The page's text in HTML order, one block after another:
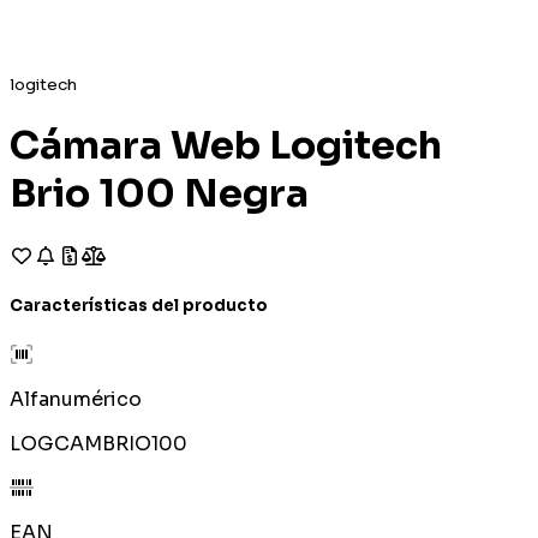
logitech
Cámara Web Logitech
Brio 100 Negra
Características del producto
Alfanumérico
LOGCAMBRIO100
EAN